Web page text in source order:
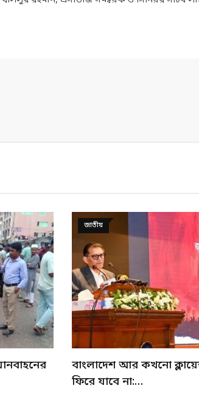
স্টেটে
সারাদেশ
গ্রামীন নারীর স্বাবলম্বিতা ও
দোরগোড়ায় সেবা পৌঁছে